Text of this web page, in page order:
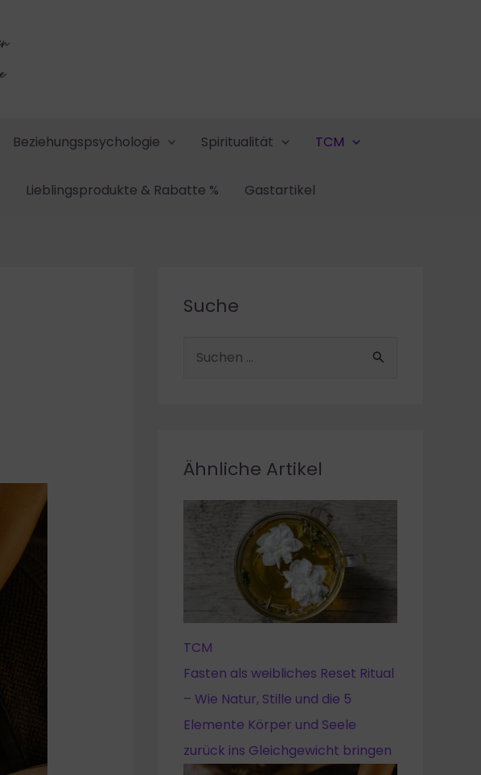
Beziehungspsychologie Spiritualität TCM
Lieblingsprodukte & Rabatte % Gastartikel
Suche
n
n
Ähnliche Artikel
TCM
Fasten als weibliches Reset Ritual
– Wie Natur, Stille und die 5
Elemente Körper und Seele
zurück ins Gleichgewicht bringen